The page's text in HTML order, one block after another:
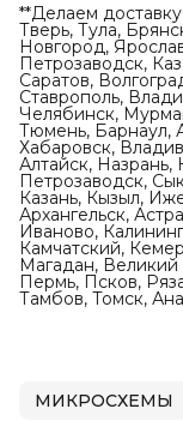
**Делаем
Тверь, Тула,
Новгород,
Петрозаводск,
Саратов,
Ставрополь,
Челябинск,
Тюмень, Барнаул,
Хабаровск,
Алтайск, Назрань,
Петрозаводск,
Казань, Кызыл,
Архангельск,
Иваново,
Камчатский,
Магадан,
Пермь, Псков,
Тамбов, Томск,
МИКРОСХЕМЫ